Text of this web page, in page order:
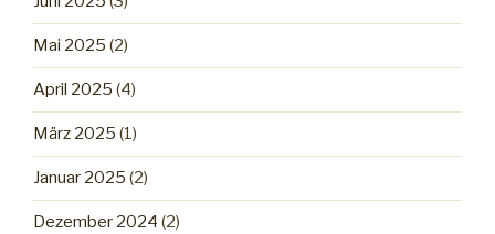
Mai 2025 (2)
April 2025 (4)
März 2025 (1)
Januar 2025 (2)
Dezember 2024 (2)